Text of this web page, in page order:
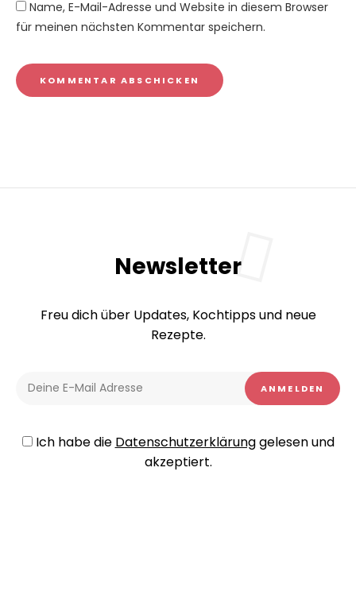
Name, E-Mail-Adresse und Website in diesem Browser
für meinen nächsten Kommentar speichern.
Newsletter
Freu dich über Updates, Kochtipps und neue
Rezepte.
Ich habe die Datenschutzerklärunggelesen und
akzeptiert.